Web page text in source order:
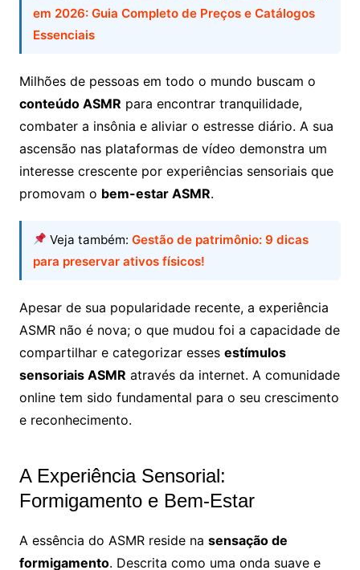
em 2026: Guia Completo de Preços e Catálogos
Essenciais
Milhões de pessoas em todo o mundo buscam o
conteúdo ASMR para encontrar tranquilidade,
combater a insônia e aliviar o estresse diário. A sua
ascensão nas plataformas de vídeo demonstra um
interesse crescente por experiências sensoriais que
promovam o bem-estar ASMR.
Veja também:Gestão de patrimônio: 9 dicas
para preservar ativos físicos!
Apesar de sua popularidade recente, a experiência
ASMR não é nova; o que mudou foi a capacidade de
compartilhar e categorizar esses estímulos
sensoriais ASMR através da internet. A comunidade
online tem sido fundamental para o seu crescimento
e reconhecimento.
A Experiência Sensorial:
Formigamento e Bem-Estar
A essência do ASMR reside na sensação de
formigamento. Descrita como uma onda suave e